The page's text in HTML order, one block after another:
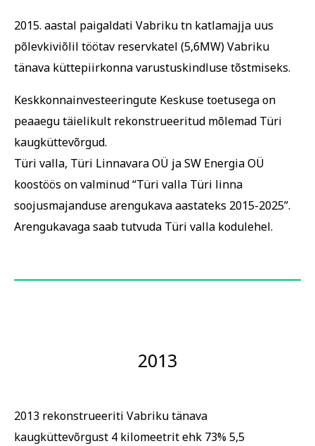
2015. aastal paigaldati Vabriku tn katlamajja uus
põlevkiviõlil töötav reservkatel (5,6MW) Vabriku
tänava küttepiirkonna varustuskindluse tõstmiseks.
Keskkonnainvesteeringute Keskuse toetusega on
peaaegu täielikult rekonstrueeritud mõlemad Türi
kaugküttevõrgud.
Türi valla, Türi Linnavara OÜ ja SW Energia OÜ
koostöös on valminud “Türi valla Türi linna
soojusmajanduse arengukava aastateks 2015-2025”.
Arengukavaga saab tutvuda Türi valla kodulehel.
2013
2013 rekonstrueeriti Vabriku tänava
kaugküttevõrgust 4 kilomeetrit ehk 73% 5,5